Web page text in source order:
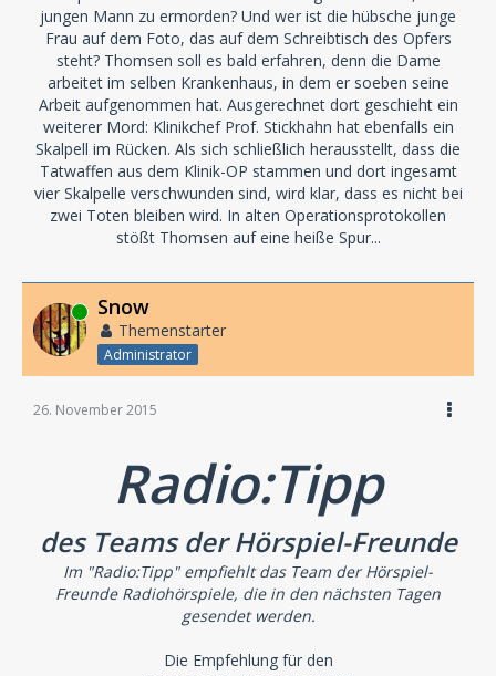
jungen Mann zu ermorden? Und wer ist die hübsche junge
Frau auf dem Foto, das auf dem Schreibtisch des Opfers
steht? Thomsen soll es bald erfahren, denn die Dame
arbeitet im selben Krankenhaus, in dem er soeben seine
Arbeit aufgenommen hat. Ausgerechnet dort geschieht ein
weiterer Mord: Klinikchef Prof. Stickhahn hat ebenfalls ein
Skalpell im Rücken. Als sich schließlich herausstellt, dass die
Tatwaffen aus dem Klinik-OP stammen und dort ingesamt
vier Skalpelle verschwunden sind, wird klar, dass es nicht bei
zwei Toten bleiben wird. In alten Operationsprotokollen
stößt Thomsen auf eine heiße Spur...
Online Snow
Themenstarter
Administrator
26. November 2015
Radio:Tipp
des Teams der Hörspiel-Freunde
Im "Radio:Tipp" empfiehlt das Team der Hörspiel-
Freunde Radiohörspiele, die in den nächsten Tagen
gesendet werden.
Die Empfehlung für den